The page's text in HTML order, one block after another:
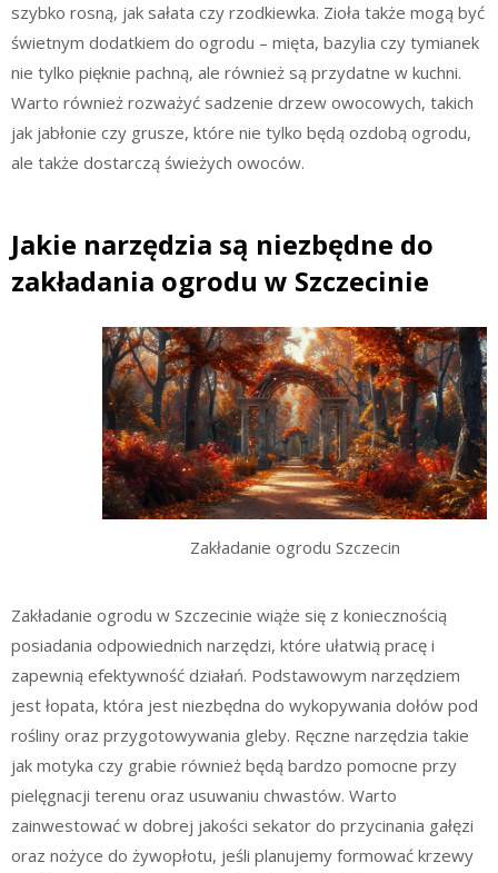
szybko rosną, jak sałata czy rzodkiewka. Zioła także mogą być
świetnym dodatkiem do ogrodu – mięta, bazylia czy tymianek
nie tylko pięknie pachną, ale również są przydatne w kuchni.
Warto również rozważyć sadzenie drzew owocowych, takich
jak jabłonie czy grusze, które nie tylko będą ozdobą ogrodu,
ale także dostarczą świeżych owoców.
Jakie narzędzia są niezbędne do
zakładania ogrodu w Szczecinie
Zakładanie ogrodu Szczecin
Zakładanie ogrodu w Szczecinie wiąże się z koniecznością
posiadania odpowiednich narzędzi, które ułatwią pracę i
zapewnią efektywność działań. Podstawowym narzędziem
jest łopata, która jest niezbędna do wykopywania dołów pod
rośliny oraz przygotowywania gleby. Ręczne narzędzia takie
jak motyka czy grabie również będą bardzo pomocne przy
pielęgnacji terenu oraz usuwaniu chwastów. Warto
zainwestować w dobrej jakości sekator do przycinania gałęzi
oraz nożyce do żywopłotu, jeśli planujemy formować krzewy